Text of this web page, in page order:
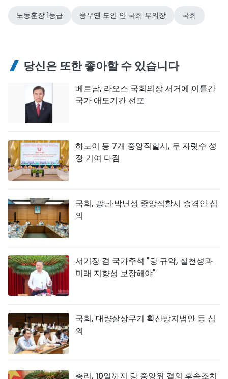
노동훈장 1등급 응우옌 도안 안 국회 부의장 국회
당신은 또한 좋아할 수 있습니다
베트남, 라오스 국회의장 서거에 이틀간
국가 애도기간 선포
하노이 등 7개 중앙직할시, 두 자릿수 성
장 기여 다짐
국회, 꽝닌·박닌성 중앙직할시 승격안 심
의
서기장 겸 국가주석 "당 규약, 실천성과
미래 지향성 보장해야"
국회, 대량살상무기 확산방지법안 등 심
의
총리, 10일까지 당 중앙위 결의 후속조치